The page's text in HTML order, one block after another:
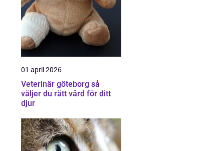
01 april 2026
Veterinär göteborg så
väljer du rätt vård för ditt
djur